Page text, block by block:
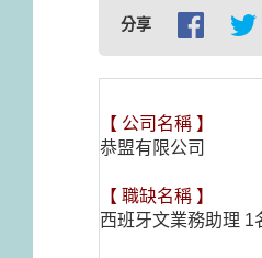
分享
【 公司名稱 】
恭盟有限公司
【 職缺名稱 】
西班牙文業務助理 1